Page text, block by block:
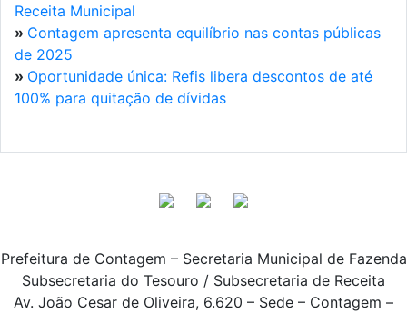
Receita Municipal
» Contagem apresenta equilíbrio nas contas públicas
de 2025
» Oportunidade única: Refis libera descontos de até
100% para quitação de dívidas
Prefeitura de Contagem – Secretaria Municipal de Fazenda
Subsecretaria do Tesouro / Subsecretaria de Receita
Av. João Cesar de Oliveira, 6.620 – Sede – Contagem –